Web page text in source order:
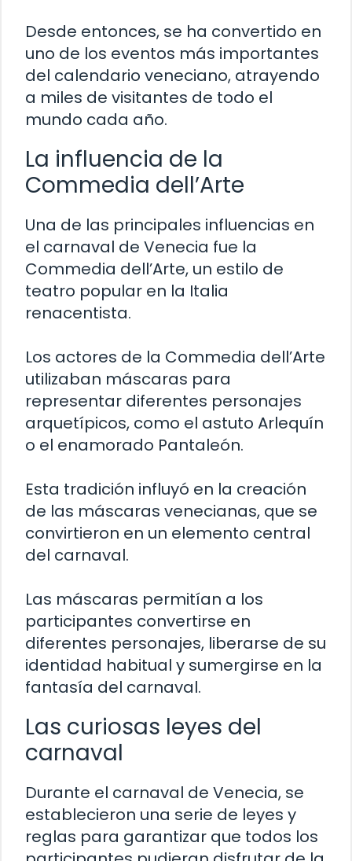
Desde entonces, se ha convertido en
uno de los eventos más importantes
del calendario veneciano, atrayendo
a miles de visitantes de todo el
mundo cada año.
La influencia de la
Commedia dell’Arte
Una de las principales influencias en
el carnaval de Venecia fue la
Commedia dell’Arte, un estilo de
teatro popular en la Italia
renacentista.
Los actores de la Commedia dell’Arte
utilizaban máscaras para
representar diferentes personajes
arquetípicos, como el astuto Arlequín
o el enamorado Pantaleón.
Esta tradición influyó en la creación
de las máscaras venecianas, que se
convirtieron en un elemento central
del carnaval.
Las máscaras permitían a los
participantes convertirse en
diferentes personajes, liberarse de su
identidad habitual y sumergirse en la
fantasía del carnaval.
Las curiosas leyes del
carnaval
Durante el carnaval de Venecia, se
establecieron una serie de leyes y
reglas para garantizar que todos los